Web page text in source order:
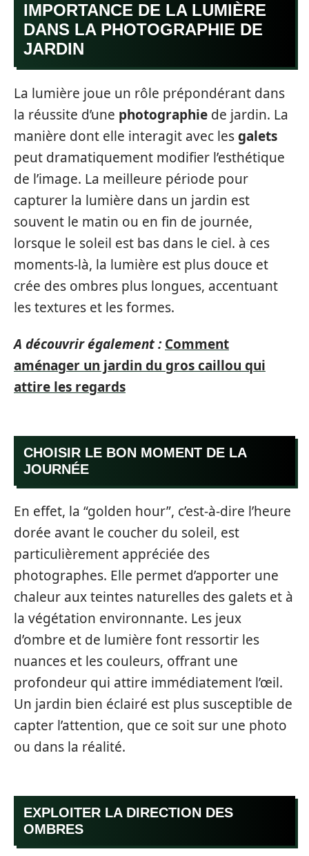
IMPORTANCE DE LA LUMIÈRE
DANS LA PHOTOGRAPHIE DE
JARDIN
La lumière joue un rôle prépondérant dans
la réussite d’une photographie de jardin. La
manière dont elle interagit avec lesgalets
peut dramatiquement modifier l’esthétique
de l’image. La meilleure période pour
capturer la lumière dans un jardin est
souvent le matin ou en fin de journée,
lorsque le soleil est bas dans le ciel. à ces
moments-là, la lumière est plus douce et
crée des ombres plus longues, accentuant
les textures et les formes.
A découvrir également : Comment
aménager un jardin du gros caillou qui
attire les regards
CHOISIR LE BON MOMENT DE LA
JOURNÉE
En effet, la “golden hour”, c’est-à-dire l’heure
dorée avant le coucher du soleil, est
particulièrement appréciée des
photographes. Elle permet d’apporter une
chaleur aux teintes naturelles des galets et à
la végétation environnante. Les jeux
d’ombre et de lumière font ressortir les
nuances et les couleurs, offrant une
profondeur qui attire immédiatement l’œil.
Un jardin bien éclairé est plus susceptible de
capter l’attention, que ce soit sur une photo
ou dans la réalité.
EXPLOITER LA DIRECTION DES
OMBRES